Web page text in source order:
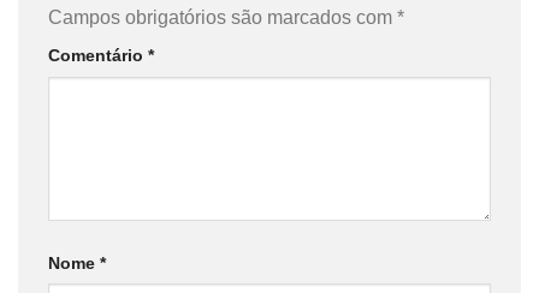
Campos obrigatórios são marcados com *
Comentário *
Nome *